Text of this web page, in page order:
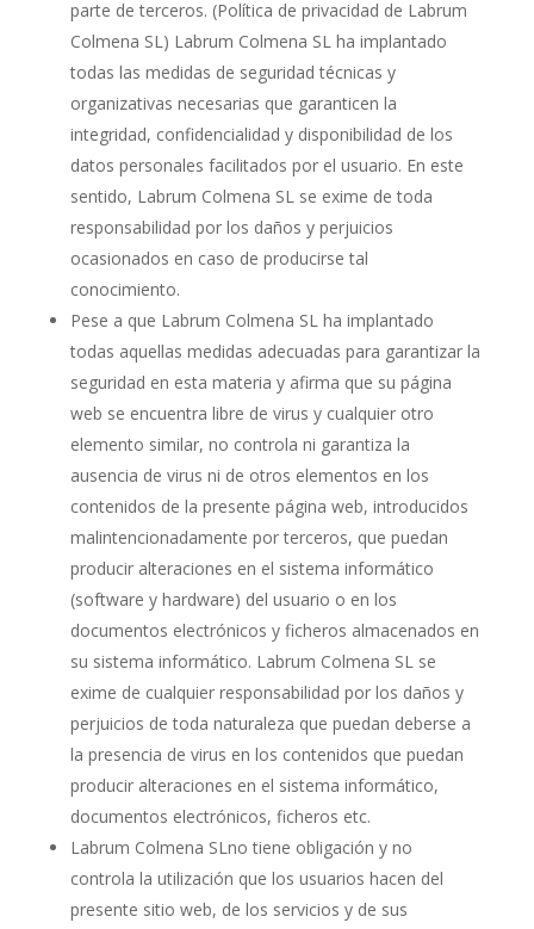
parte de terceros. (Política de privacidad de Labrum
Colmena SL) Labrum Colmena SL ha implantado
todas las medidas de seguridad técnicas y
organizativas necesarias que garanticen la
integridad, confidencialidad y disponibilidad de los
datos personales facilitados por el usuario. En este
sentido, Labrum Colmena SL se exime de toda
responsabilidad por los daños y perjuicios
ocasionados en caso de producirse tal
conocimiento.
Pese a que Labrum Colmena SL ha implantado
todas aquellas medidas adecuadas para garantizar la
seguridad en esta materia y afirma que su página
web se encuentra libre de virus y cualquier otro
elemento similar, no controla ni garantiza la
ausencia de virus ni de otros elementos en los
contenidos de la presente página web, introducidos
malintencionadamente por terceros, que puedan
producir alteraciones en el sistema informático
(software y hardware) del usuario o en los
documentos electrónicos y ficheros almacenados en
su sistema informático. Labrum Colmena SL se
exime de cualquier responsabilidad por los daños y
perjuicios de toda naturaleza que puedan deberse a
la presencia de virus en los contenidos que puedan
producir alteraciones en el sistema informático,
documentos electrónicos, ficheros etc.
Labrum Colmena SLno tiene obligación y no
controla la utilización que los usuarios hacen del
presente sitio web, de los servicios y de sus